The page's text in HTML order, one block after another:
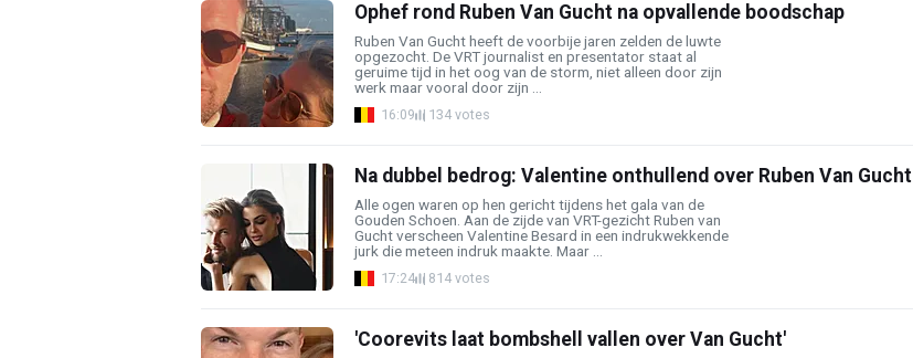
Ophef rond Ruben Van Gucht na opvallende boodschap
Ruben Van Gucht heeft de voorbije jaren zelden de luwte
opgezocht. De VRT journalist en presentator staat al
geruime tijd in het oog van de storm, niet alleen door zijn
werk maar vooral door zijn ...
16:09 134 votes
Na dubbel bedrog: Valentine onthullend over Ruben Van Gucht
Alle ogen waren op hen gericht tijdens het gala van de
Gouden Schoen. Aan de zijde van VRT-gezicht Ruben van
Gucht verscheen Valentine Besard in een indrukwekkende
jurk die meteen indruk maakte. Maar ...
17:24 814 votes
'Coorevits laat bombshell vallen over Van Gucht'